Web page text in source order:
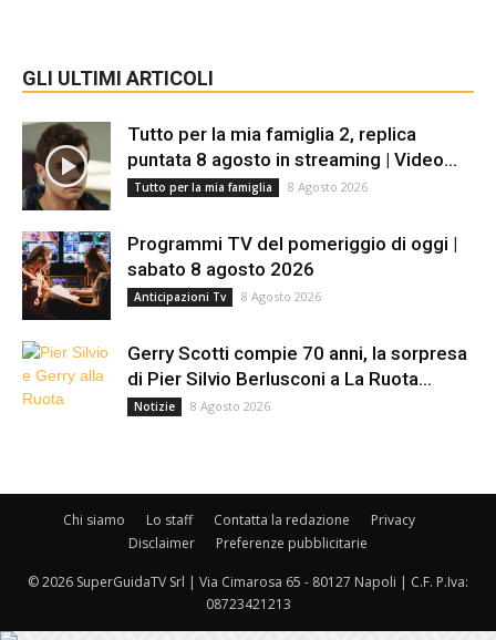
GLI ULTIMI ARTICOLI
Tutto per la mia famiglia 2, replica
puntata 8 agosto in streaming | Video...
Tutto per la mia famiglia 8 Agosto 2026
Programmi TV del pomeriggio di oggi |
sabato 8 agosto 2026
Anticipazioni Tv 8 Agosto 2026
Gerry Scotti compie 70 anni, la sorpresa
di Pier Silvio Berlusconi a La Ruota...
Notizie 8 Agosto 2026
Chi siamo Lo staff Contatta la redazione
Privacy
Disclaimer
Preferenze pubblicitarie
© 2026 SuperGuidaTV Srl | Via Cimarosa 65 - 80127 Napoli | C.F. P.Iva:
08723421213